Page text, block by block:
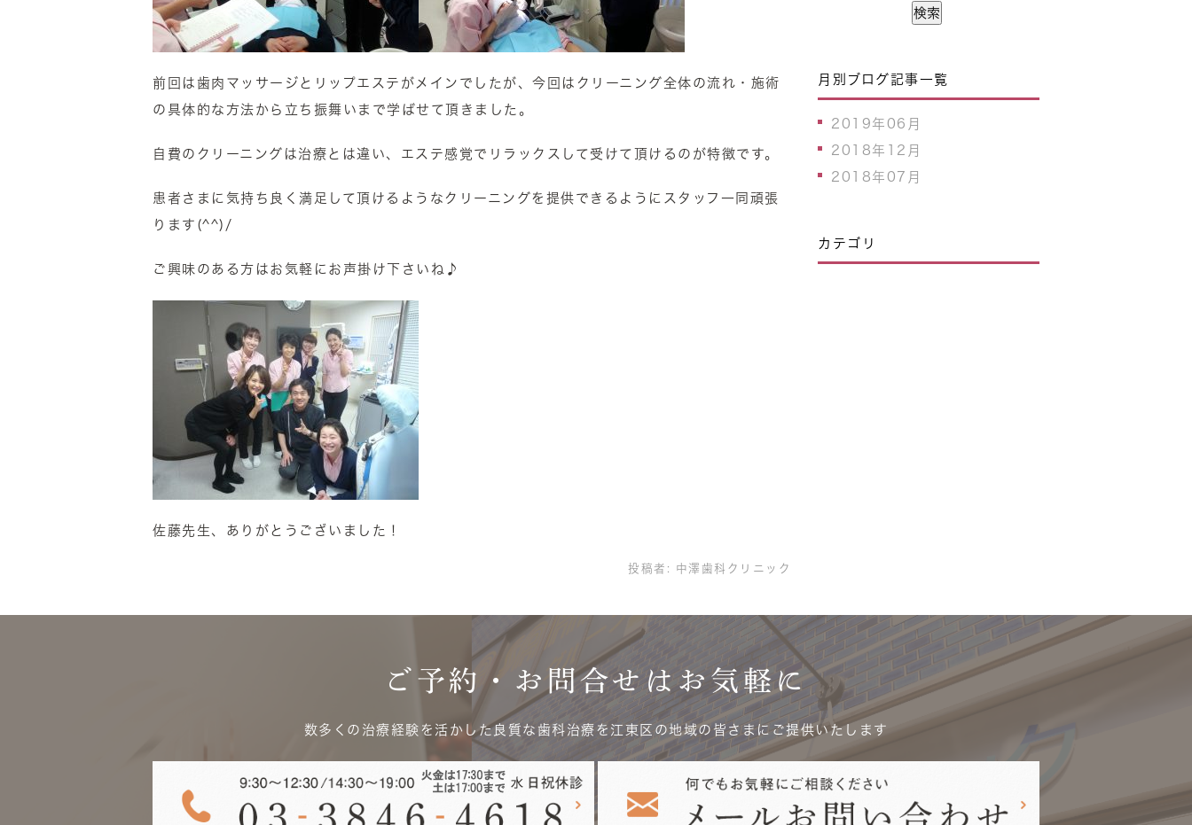
前回は歯肉マッサージとリップエステがメインでしたが、今回はクリーニング全体の流れ・施術
の具体的な方法から立ち振舞いまで学ばせて頂きました。
自費のクリーニングは治療とは違い、エステ感覚でリラックスして受けて頂けるのが特徴です。
患者さまに気持ち良く満足して頂けるようなクリーニングを提供できるようにスタッフ一同頑張
ります(^^)/
ご興味のある方はお気軽にお声掛け下さいね♪
佐藤先生、ありがとうございました！
投稿者: 中澤歯科クリニック
月別ブログ記事一覧
2019年06月
2018年12月
2018年07月
カテゴリ
ご予約・お問合せはお気軽に
数多くの治療経験を活かした良質な歯科治療を江東区の地域の皆さまにご提供いたします